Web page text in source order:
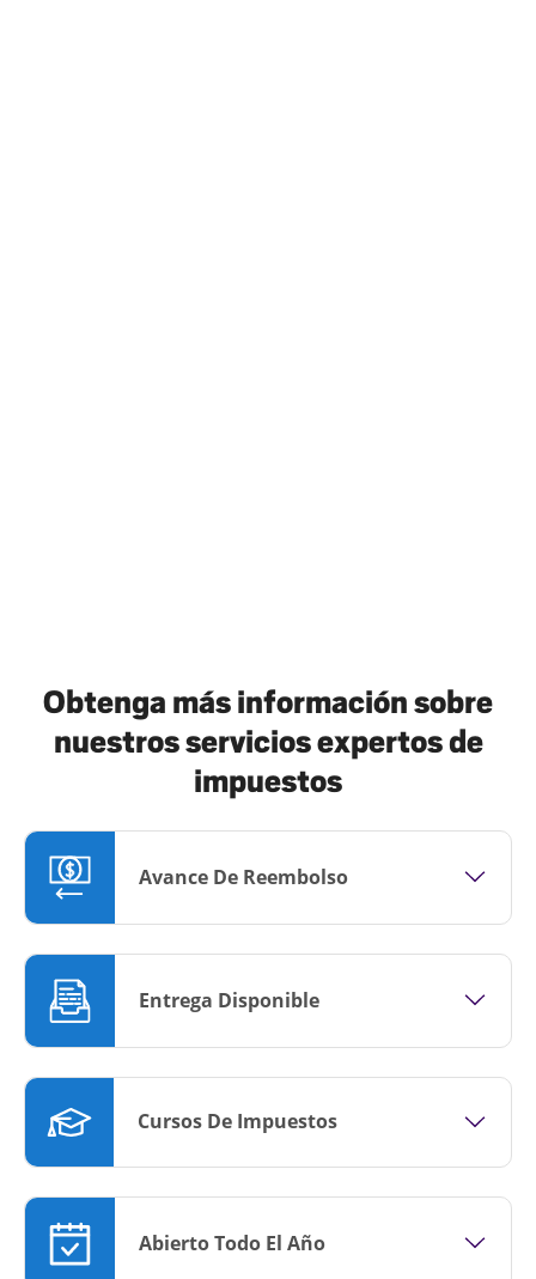
Obtenga más información sobre
nuestros servicios expertos de
impuestos
Avance De Reembolso
Entrega Disponible
Cursos De Impuestos
Abierto Todo El Año